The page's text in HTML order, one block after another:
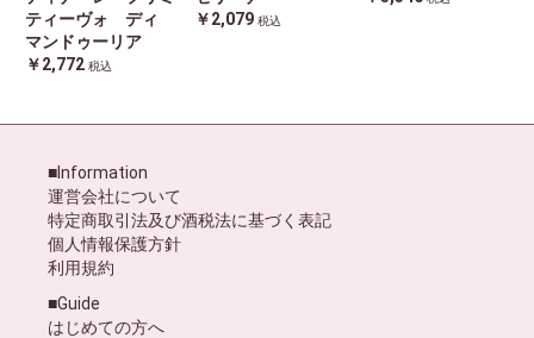
ティーヴォ ディ
マンドゥーリア
￥2,772 税込
￥2,079 税込
■Information
運営会社について
特定商取引法及び酒税法に基づく表記
個人情報保護方針
利用規約
■Guide
はじめての方へ